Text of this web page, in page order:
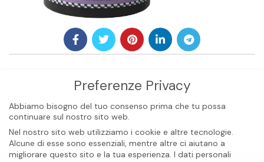
Preferenze Privacy
Abbiamo bisogno del tuo consenso prima che tu possa
continuare sul nostro sito web.
Nel nostro sito web utilizziamo i cookie e altre tecnologie.
Alcune di esse sono essenziali, mentre altre ci aiutano a
migliorare questo sito e la tua esperienza. I dati personali